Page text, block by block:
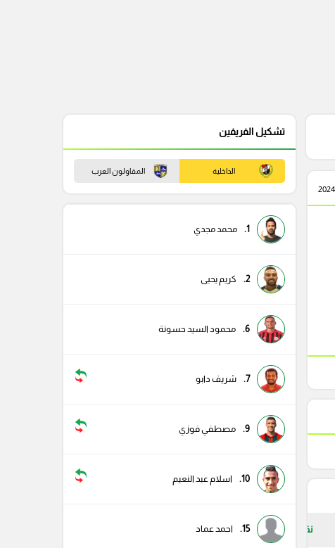
نقاط
تشكيل الفريفين
الداخلية المقاولون العرب
1. محمد مجدي
2. كريم يحيى
6. محمود السيد حسونة
7. شريف دابو
9. مصطفي فوزي
10. اسلام عبد النعيم
15. احمد عماد